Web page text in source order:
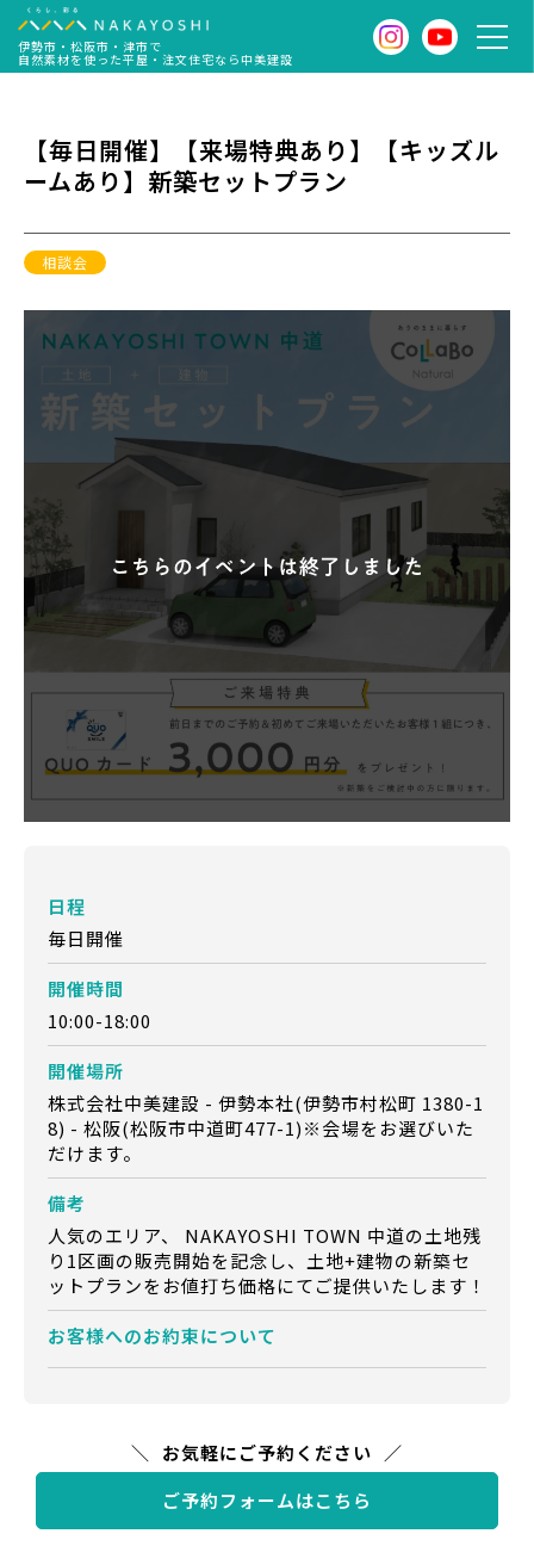
伊勢市・松阪市・津市で
自然素材を使った平屋・注文住宅なら中美建設
【毎日開催】【来場特典あり】【キッズル
ームあり】新築セットプラン
相談会
日程
毎日開催
開催時間
10:00-18:00
開催場所
株式会社中美建設 - 伊勢本社(伊勢市村松町 1380-1
8) - 松阪(松阪市中道町477-1)※会場をお選びいた
だけます。
備考
人気のエリア、 NAKAYOSHI TOWN 中道の土地残
り1区画の販売開始を記念し、土地+建物の新築セ
ットプランをお値打ち価格にてご提供いたします！
お客様へのお約束について
お気軽にご予約ください
ご予約フォームはこちら